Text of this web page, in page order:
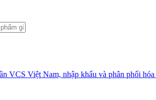
VCS Việt Nam, nhập khẩu và phân phối hóa